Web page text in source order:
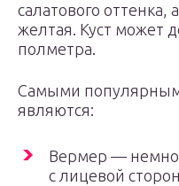
салатового оттенка,
желтая. Куст может
полметра.
Самыми
являются:
Вермер —
с лицевой